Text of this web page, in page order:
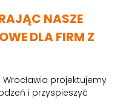
NASZE
DLA FIRM Z
projektujemy
i przyspieszyć